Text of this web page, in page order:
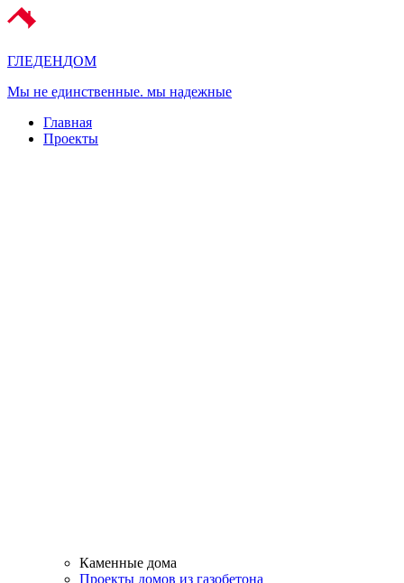
ГЛЕДЕНДОМ
Мы не единственные. мы надежные
Главная
Проекты
Каменные дома
Проекты домов из газобетона